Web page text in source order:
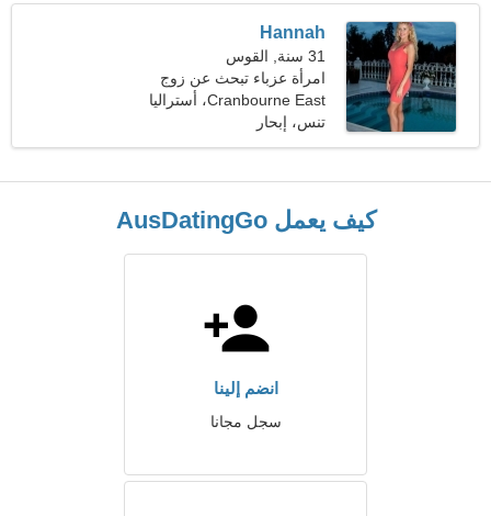
Hannah
31 سنة, القوس
امرأة عزباء تبحث عن زوج
Cranbourne East، أستراليا
تنس، إبحار
كيف يعمل AusDatingGo
انضم إلينا
سجل مجانا